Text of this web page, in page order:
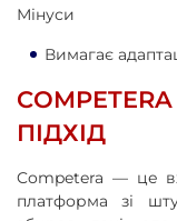
Мінуси
Вимагає
ПІДХІД
Competera — це
платформа зі